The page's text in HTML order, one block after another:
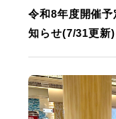
令和8年度開催
知らせ(7/31更新)